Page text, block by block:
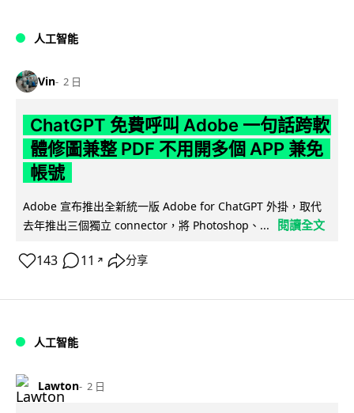
人工智能
Vin 2 日
ChatGPT 免費呼叫 Adobe 一句話跨軟
體修圖兼整 PDF 不用開多個 APP 兼免
帳號
Adobe 宣布推出全新統一版 Adobe for ChatGPT 外掛，取代
去年推出三個獨立 connector，將 Photoshop、...
閱讀全文
143 11 ↗ 分享
人工智能
Lawton 2 日